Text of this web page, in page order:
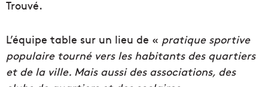
Trouvé.
L’équipe table sur un lieu de « pratique sportive
populaire tourné vers les habitants des quartiers
et de la ville. Mais aussi des associations, des